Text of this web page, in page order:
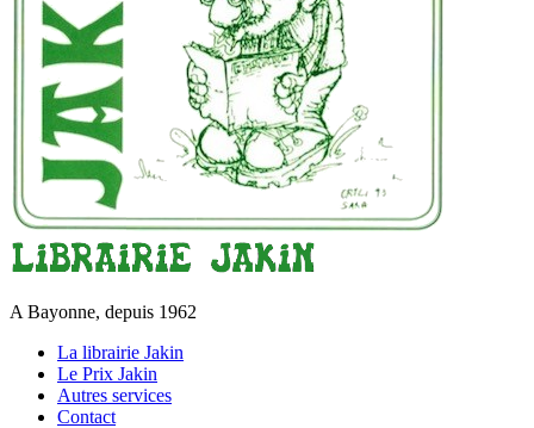
A Bayonne, depuis 1962
La librairie Jakin
Le Prix Jakin
Autres services
Contact